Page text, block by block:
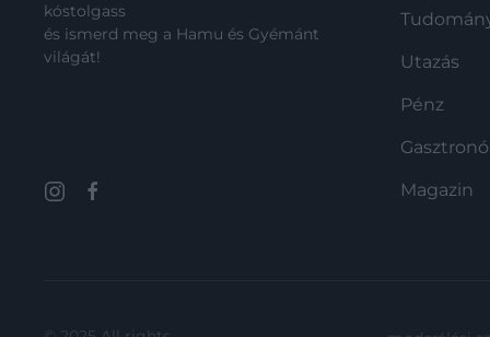
kóstolgass
és ismerd meg a Hamu és Gyémánt
világát!
Utazás
Pénz
Magazin